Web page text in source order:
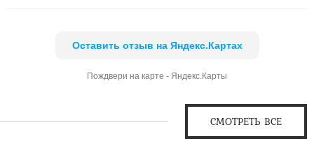
Оставить отзыв на Яндекс.Картах
Пождвери на карте - Яндекс.Карты
СМОТРЕТЬ ВСЕ